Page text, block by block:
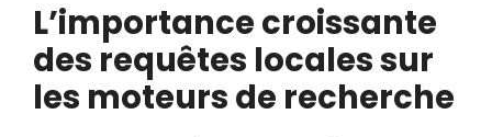
L’importance croissante
des requêtes locales sur
les moteurs de recherche